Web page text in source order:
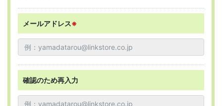
メールアドレス※
確認のため再入力